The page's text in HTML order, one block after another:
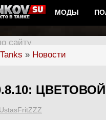
МОДЫ
сайту
» Новости
UstasFritZZZ